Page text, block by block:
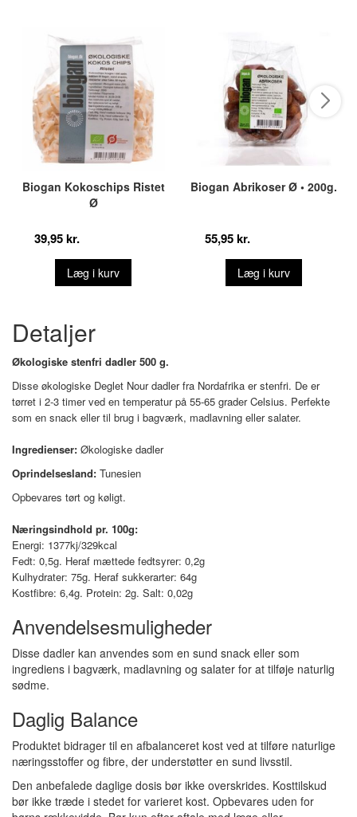
Biogan Kokoschips Ristet
Ø
39,95 kr.
Læg i kurv
Biogan Abrikoser Ø • 200g.
55,95 kr.
Læg i kurv
Detaljer
Økologiske stenfri dadler 500 g.
Disse økologiske Deglet Nour dadler fra Nordafrika er stenfri. De er
tørret i 2-3 timer ved en temperatur på 55-65 grader Celsius. Perfekte
som en snack eller til brug i bagværk, madlavning eller salater.
Ingredienser: Økologiske dadler
Oprindelsesland: Tunesien
Opbevares tørt og køligt.
Næringsindhold pr. 100g:
Energi: 1377kj/329kcal
Fedt: 0,5g. Heraf mættede fedtsyrer: 0,2g
Kulhydrater: 75g. Heraf sukkerarter: 64g
Kostfibre: 6,4g. Protein: 2g. Salt: 0,02g
Anvendelsesmuligheder
Disse dadler kan anvendes som en sund snack eller som
ingrediens i bagværk, madlavning og salater for at tilføje naturlig
sødme.
Daglig Balance
Produktet bidrager til en afbalanceret kost ved at tilføre naturlige
næringsstoffer og fibre, der understøtter en sund livsstil.
Den anbefalede daglige dosis bør ikke overskrides. Kosttilskud
bør ikke træde i stedet for varieret kost. Opbevares uden for